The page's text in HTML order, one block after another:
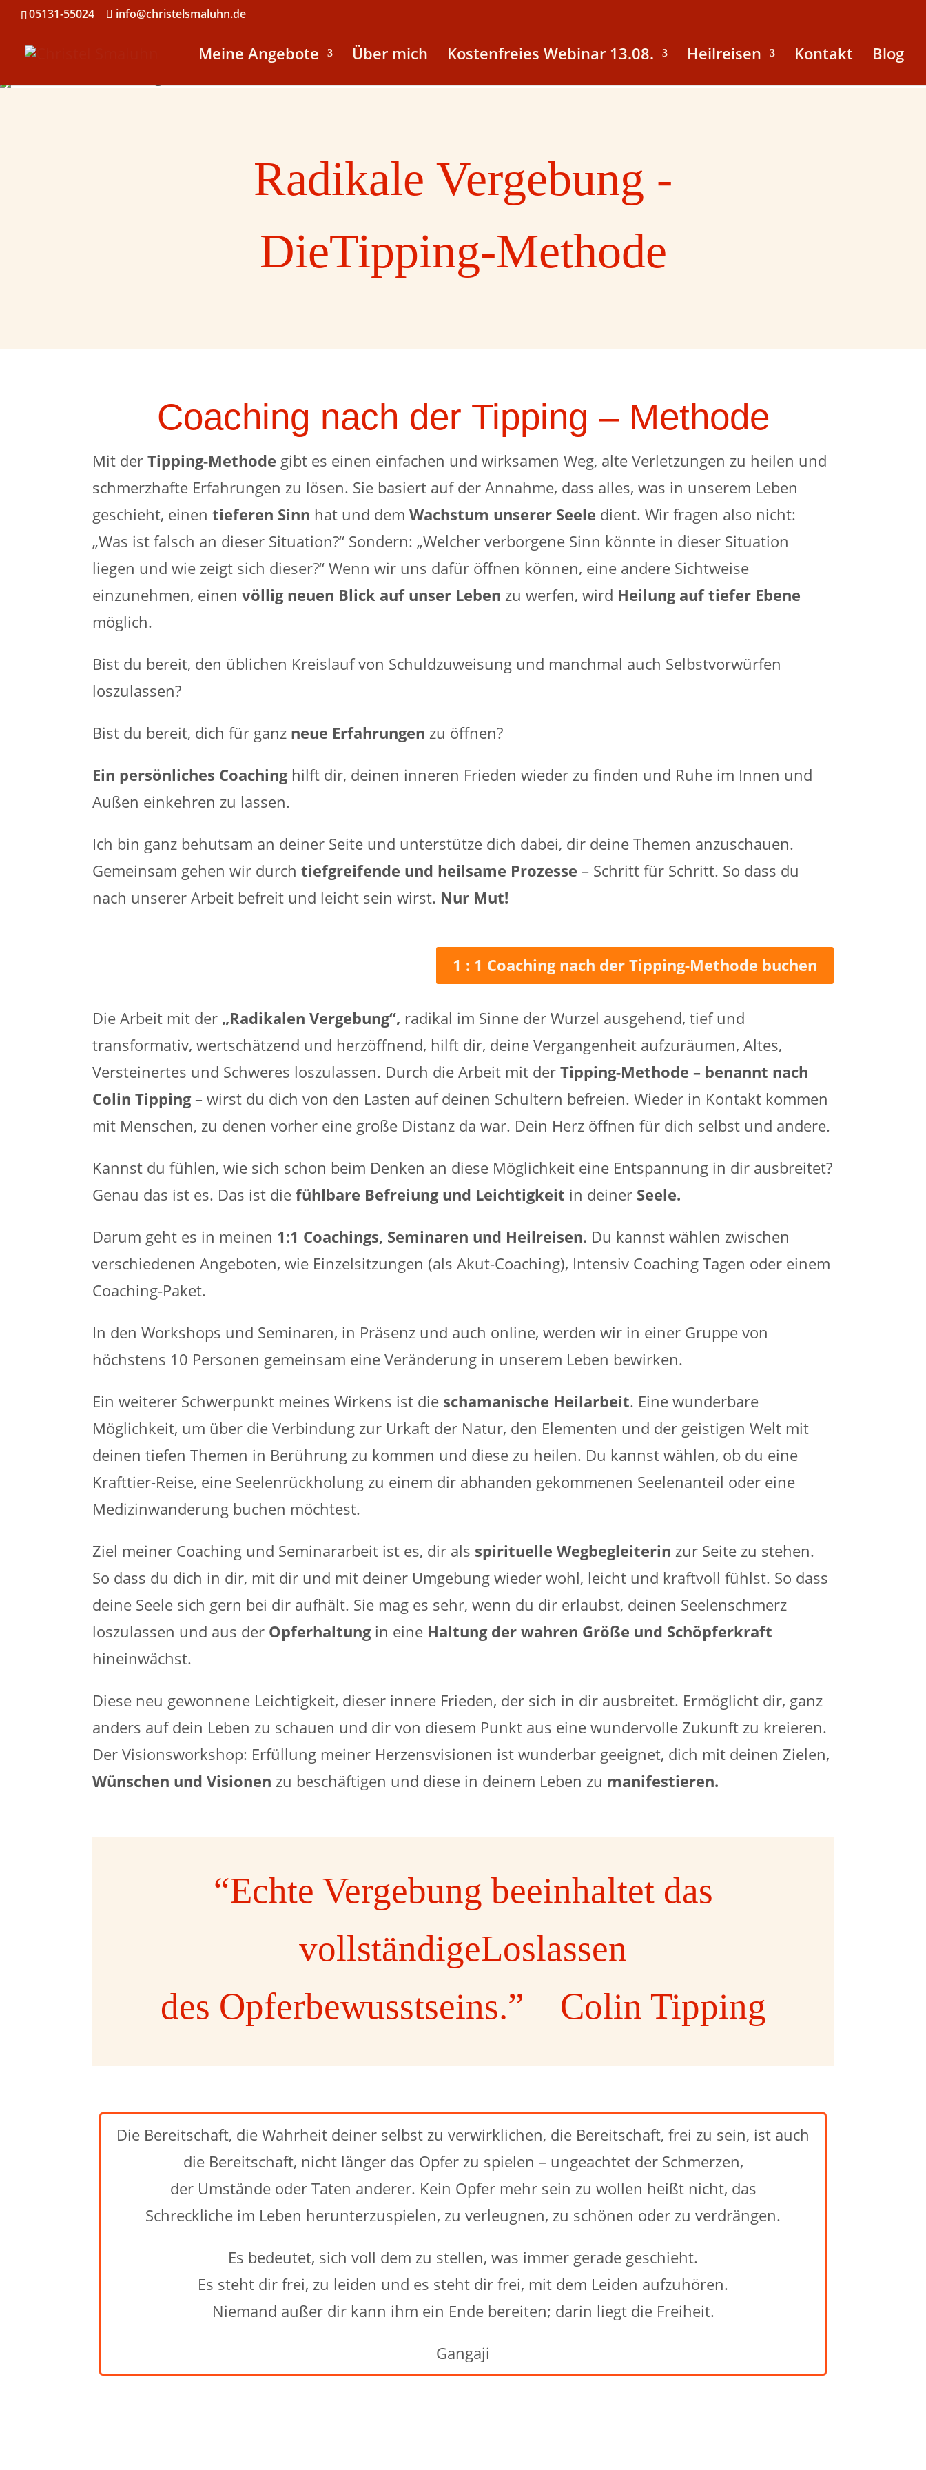
05131-55024 info@christelsmaluhn.de
Meine Angebote Über mich Kostenfreies Webinar 13.08. Heilreisen Kontakt Blog
Radikale Vergebung -
DieTipping-Methode
Coaching nach der Tipping – Methode
Mit derTipping-Methode gibt es einen einfachen und wirksamen Weg, alte Verletzungen zu heilen und
schmerzhafte Erfahrungen zu lösen. Sie basiert auf der Annahme, dass alles, was in unserem Leben
geschieht, einen tieferen Sinn hat und demWachstum unserer Seele dient. Wir fragen also nicht:
„Was ist falsch an dieser Situation?“ Sondern: „Welcher verborgene Sinn könnte in dieser Situation
liegen und wie zeigt sich dieser?“ Wenn wir uns dafür öffnen können, eine andere Sichtweise
einzunehmen, einen völlig neuen Blick auf unser Leben zu werfen, wird Heilung auf tiefer Ebene
möglich.
Bist du bereit, den üblichen Kreislauf von Schuldzuweisung und manchmal auch Selbstvorwürfen
loszulassen?
Bist du bereit, dich für ganz neue Erfahrungen zu öffnen?
Ein persönliches Coachinghilft dir, deinen inneren Frieden wieder zu finden und Ruhe im Innen und
Außen einkehren zu lassen.
Ich bin ganz behutsam an deiner Seite und unterstütze dich dabei, dir deine Themen anzuschauen.
Gemeinsam gehen wir durchtiefgreifende und heilsame Prozesse – Schritt für Schritt. So dass du
nach unserer Arbeit befreit und leicht sein wirst. Nur Mut!
1 : 1 Coaching nach der Tipping-Methode buchen
Die Arbeit mit der „Radikalen Vergebung“, radikal im Sinne der Wurzel ausgehend, tief und
transformativ, wertschätzend und herzöffnend, hilft dir, deine Vergangenheit aufzuräumen, Altes,
Versteinertes und Schweres loszulassen. Durch die Arbeit mit derTipping-Methode – benannt nach
Colin Tipping– wirst du dich von den Lasten auf deinen Schultern befreien. Wieder in Kontakt kommen
mit Menschen, zu denen vorher eine große Distanz da war. Dein Herz öffnen für dich selbst und andere.
Kannst du fühlen, wie sich schon beim Denken an diese Möglichkeit eine Entspannung in dir ausbreitet?
Genau das ist es. Das ist diefühlbare Befreiung und Leichtigkeit in deiner Seele.
Darum geht es in meinen 1:1 Coachings, Seminaren und Heilreisen. Du kannst wählen zwischen
verschiedenen Angeboten, wie Einzelsitzungen (als Akut-Coaching), Intensiv Coaching Tagen oder einem
Coaching-Paket.
In den Workshops und Seminaren, in Präsenz und auch online, werden wir in einer Gruppe von
höchstens 10 Personen gemeinsam eine Veränderung in unserem Leben bewirken.
Ein weiterer Schwerpunkt meines Wirkens ist die schamanische Heilarbeit. Eine wunderbare
Möglichkeit, um über die Verbindung zur Urkaft der Natur, den Elementen und der geistigen Welt mit
deinen tiefen Themen in Berührung zu kommen und diese zu heilen. Du kannst wählen, ob du eine
Krafttier-Reise, eine Seelenrückholung zu einem dir abhanden gekommenen Seelenanteil oder eine
Medizinwanderung buchen möchtest.
Ziel meiner Coaching und Seminararbeit ist es, dir als spirituelle Wegbegleiterin zur Seite zu stehen.
So dass du dich in dir, mit dir und mit deiner Umgebung wieder wohl, leicht und kraftvoll fühlst. So dass
deine Seele sich gern bei dir aufhält. Sie mag es sehr, wenn du dir erlaubst, deinen Seelenschmerz
loszulassen und aus der Opferhaltungin eine Haltung der wahren Größe und Schöpferkraft
hineinwächst.
Diese neu gewonnene Leichtigkeit, dieser innere Frieden, der sich in dir ausbreitet. Ermöglicht dir, ganz
anders auf dein Leben zu schauen und dir von diesem Punkt aus eine wundervolle Zukunft zu kreieren.
Der Visionsworkshop: Erfüllung meiner Herzensvisionen ist wunderbar geeignet, dich mit deinen Zielen,
Wünschen und Visionen zu beschäftigen und diese in deinem Leben zu manifestieren.
“Echte Vergebung beeinhaltet das
vollständigeLoslassen
des Opferbewusstseins.” Colin Tipping
Die Bereitschaft, die Wahrheit deiner selbst zu verwirklichen, die Bereitschaft, frei zu sein, ist auch
die Bereitschaft, nicht länger das Opfer zu spielen – ungeachtet der Schmerzen,
der Umstände oder Taten anderer. Kein Opfer mehr sein zu wollen heißt nicht, das
Schreckliche im Leben herunterzuspielen, zu verleugnen, zu schönen oder zu verdrängen.
Es bedeutet, sich voll dem zu stellen, was immer gerade geschieht.
Es steht dir frei, zu leiden und es steht dir frei, mit dem Leiden aufzuhören.
Niemand außer dir kann ihm ein Ende bereiten; darin liegt die Freiheit.
Gangaji